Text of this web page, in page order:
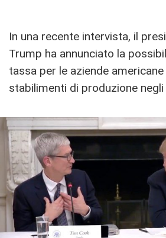
In una recente intervista, il
Trump ha annunciato la
tassa per le aziende
stabilimenti di produzione negli